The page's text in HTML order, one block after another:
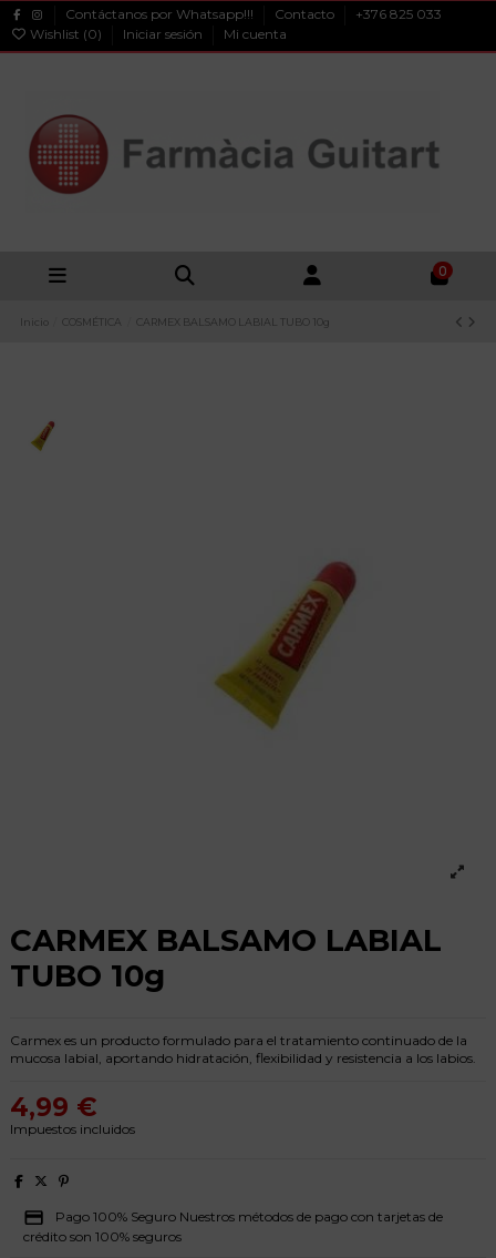
Contáctanos por Whatsapp!!! Contacto
+376 825 033
Wishlist (0) Iniciar sesión Mi cuenta
0
Inicio COSMÉTICA CARMEX BALSAMO LABIAL TUBO 10g
CARMEX BALSAMO LABIAL
TUBO 10g
Carmex es un producto formulado para el tratamiento continuado de la
mucosa labial, aportando hidratación, flexibilidad y resistencia a los labios.
4,99 €
Impuestos incluidos
Pago 100% Seguro Nuestros métodos de pago con tarjetas de
crédito son 100% seguros